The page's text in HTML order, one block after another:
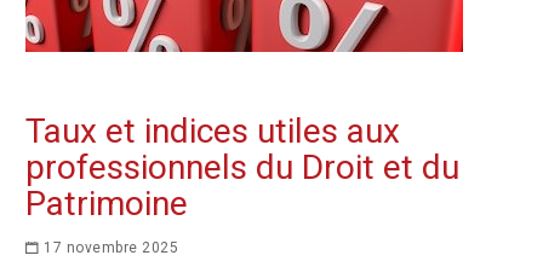
Taux et indices utiles aux
professionnels du Droit et du
Patrimoine
17 novembre 2025